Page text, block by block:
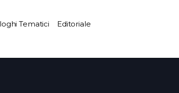
Tematici Editoriale